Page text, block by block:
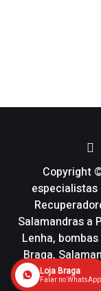
Copyright
especialistas
Salamandras a
Lenha,
Braga,
Vmc | Venda
Loja Braga
Falar no WhatsApp